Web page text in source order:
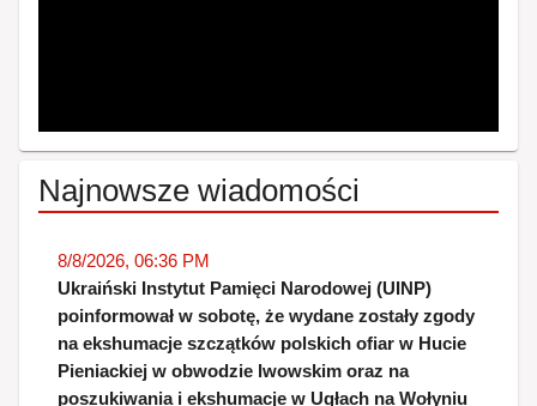
Najnowsze wiadomości
8/8/2026, 06:36 PM
Ukraiński Instytut Pamięci Narodowej (UINP)
poinformował w sobotę, że wydane zostały zgody
na ekshumacje szczątków polskich ofiar w Hucie
Pieniackiej w obwodzie lwowskim oraz na
poszukiwania i ekshumacje w Ugłach na Wołyniu